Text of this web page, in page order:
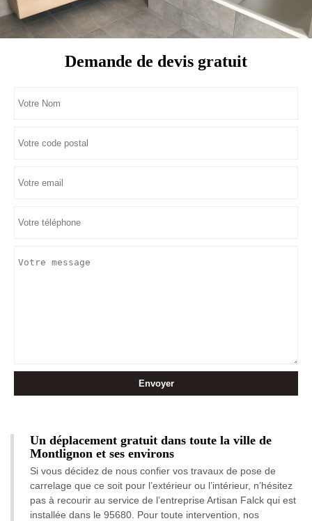
Demande de devis gratuit
Un déplacement gratuit dans toute la ville de
Montlignon et ses environs
Si vous décidez de nous confier vos travaux de pose de
carrelage que ce soit pour l’extérieur ou l’intérieur, n’hésitez
pas à recourir au service de l’entreprise Artisan Falck qui est
installée dans le 95680. Pour toute intervention, nos